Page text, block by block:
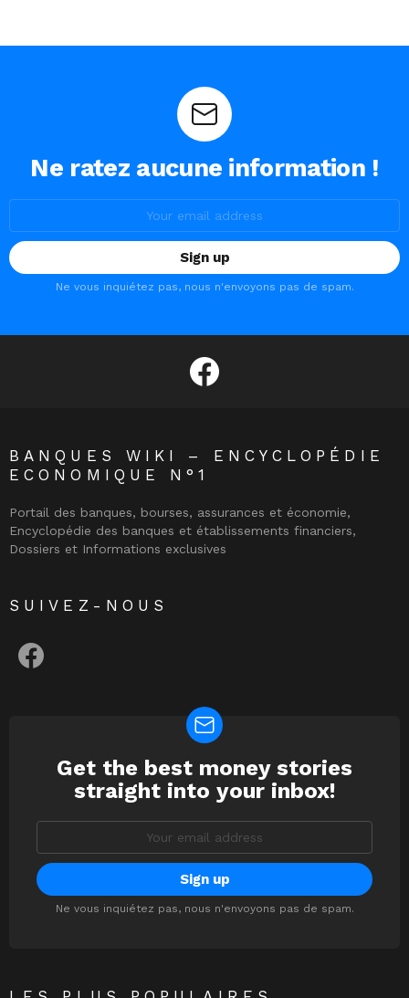
Ne ratez aucune information !
Ne vous inquiétez pas, nous n'envoyons pas de spam.
facebook
BANQUES WIKI – ENCYCLOPÉDIE
ECONOMIQUE N°1
Portail des banques, bourses, assurances et économie,
Encyclopédie des banques et établissements financiers,
Dossiers et Informations exclusives
SUIVEZ-NOUS
NEWSLETTER
Get the best money stories
straight into your inbox!
Ne vous inquiétez pas, nous n'envoyons pas de spam.